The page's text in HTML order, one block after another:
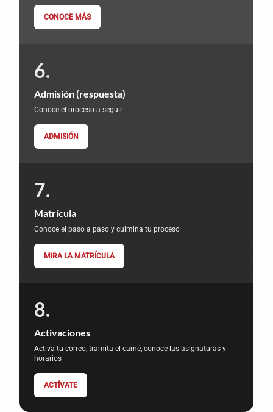
CONOCE MÁS
Admisión (respuesta)
Conoce el proceso a seguir
ADMISIÓN
Matrícula
Conoce el paso a paso y culmina tu proceso
MIRA LA MATRÍCULA
Activaciones
Activa tu correo, tramita el carné, conoce las asignaturas y
horarios
ACTÍVATE